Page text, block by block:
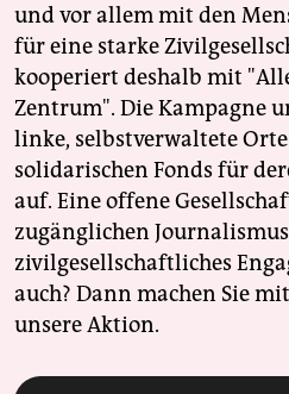
und vor allem mit den
für eine starke
kooperiert deshalb mit
Zentrum". Die Kampagne
linke, selbstverwaltete
solidarischen Fonds für
auf. Eine offene
zugänglichen
zivilgesellschaftliches
auch? Dann machen Sie
unsere Aktion.